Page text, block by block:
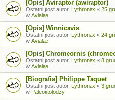
[Opis] Aviraptor (awiraptor)
Ostatni post autor: Lythronax « 25
w Avialae
[Opis] Winnicavis
Ostatni post autor: Lythronax « 24
w Avialae
[Opis] Chromeornis
Ostatni post autor: Lythronax « 8
w Avialae
[Biografia] Philippe Taquet
Ostatni post autor: Lythronax « 3
w Paleontolodzy